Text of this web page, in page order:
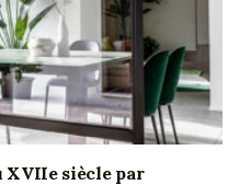
XVIIe siècle par